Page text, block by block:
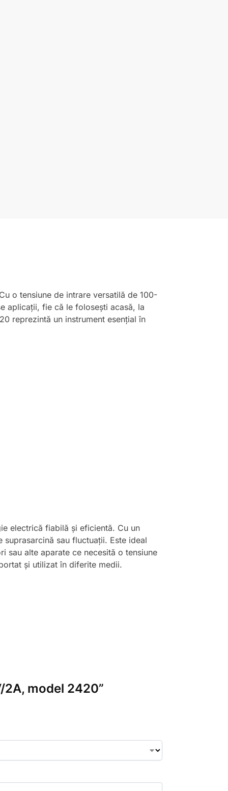
o tensiune de intrare versatilă de 100-
aplicații, fie că le folosești acasă, la
reprezintă un instrument esențial în
electrică fiabilă și eficientă. Cu un
sau fluctuații. Este ideal
sau alte aparate ce necesită o tensiune
și utilizat în diferite medii.
model 2420”